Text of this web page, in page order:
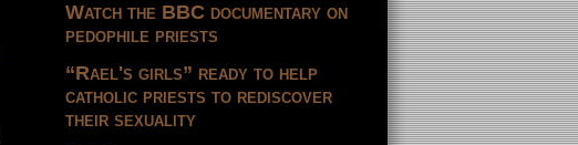
Watch the BBC documentary on
pedophile priests
“Rael's girls” ready to help
catholic priests to rediscover
their sexuality